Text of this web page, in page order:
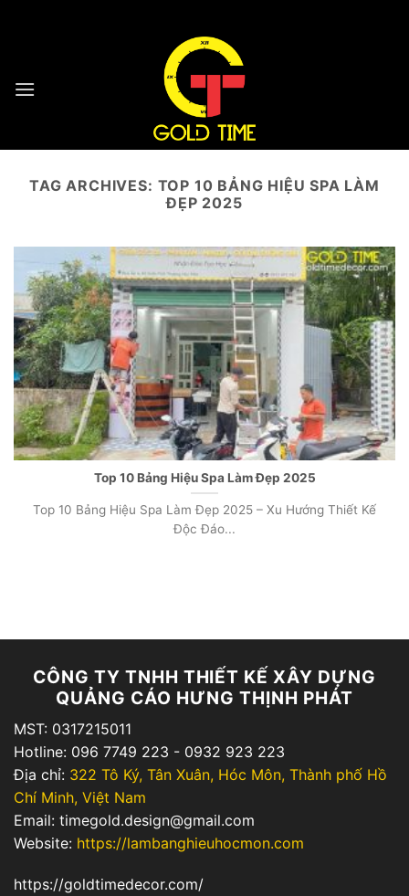
TAG ARCHIVES: TOP 10 BẢNG HIỆU SPA LÀM
ĐẸP 2025
Top 10 Bảng Hiệu Spa Làm Đẹp 2025
Top 10 Bảng Hiệu Spa Làm Đẹp 2025 – Xu Hướng Thiết Kế
Độc Đáo...
CÔNG TY TNHH THIẾT KẾ XÂY DỰNG
QUẢNG CÁO HƯNG THỊNH PHÁT
MST: 0317215011
Hotline: 096 7749 223 - 0932 923 223
Địa chỉ: 322 Tô Ký, Tân Xuân, Hóc Môn, Thành phố Hồ
Chí Minh, Việt Nam
Email: timegold.design@gmail.com
Website: https://lambanghieuhocmon.com
https://goldtimedecor.com/